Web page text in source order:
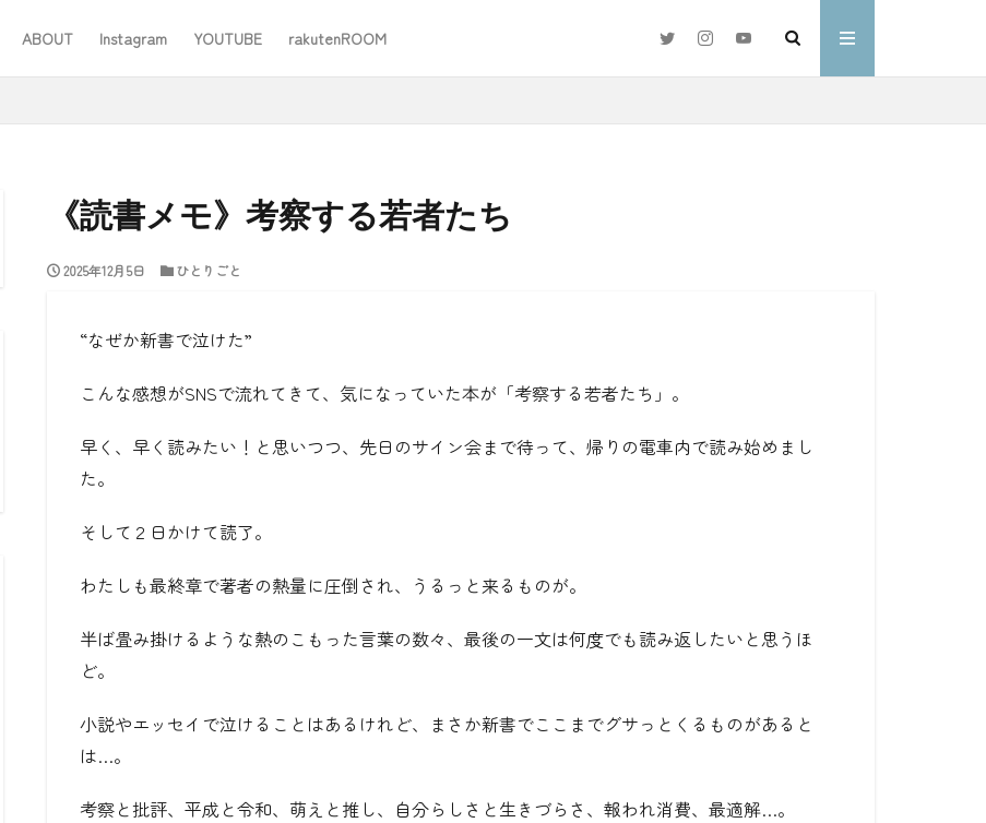
ABOUT Instagram YOUTUBE rakutenROOM
《読書メモ》考察する若者たち
2025年12月5日 ひとりごと
“なぜか新書で泣けた”
こんな感想がSNSで流れてきて、気になっていた本が「考察する若者たち」。
早く、早く読みたい！と思いつつ、先日のサイン会まで待って、帰りの電車内で読み始めまし
た。
そして２日かけて読了。
わたしも最終章で著者の熱量に圧倒され、うるっと来るものが。
半ば畳み掛けるような熱のこもった言葉の数々、最後の一文は何度でも読み返したいと思うほ
ど。
小説やエッセイで泣けることはあるけれど、まさか新書でここまでグサっとくるものがあると
は…。
考察と批評、平成と令和、萌えと推し、自分らしさと生きづらさ、報われ消費、最適解…。
SEO